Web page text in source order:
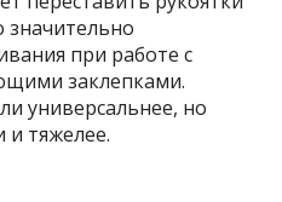
значительно
при работе с
заклепками.
универсальнее, но
и тяжелее.